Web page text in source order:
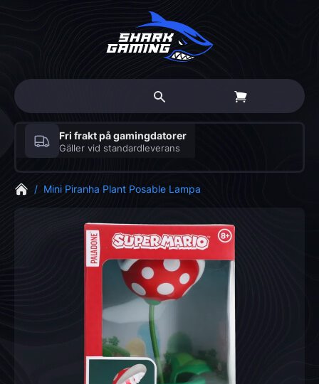
Fri frakt på gamingdatorer
Gäller vid standardleverans
/ Mini Piranha Plant Posable Lampa